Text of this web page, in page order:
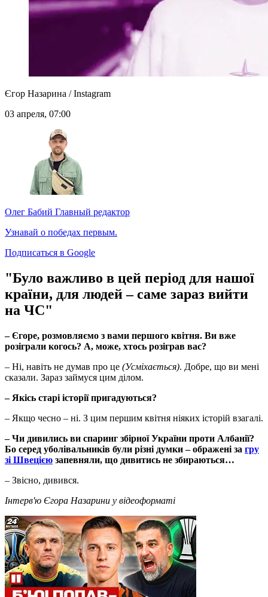
Єгор Назарина / Instagram
03 апреля, 07:00
Олег Бабий Главный редактор
Узнавай о победах первым.
Подписаться в Google
"Було важливо в цей період для нашої
країни, для людей – саме зараз вийти
на ЧС"
– Єгоре, розмовляємо з вами першого квітня. Ви вже
розіграли когось? А, може, хтось розіграв вас?
– Ні, навіть не думав про це (Усміхається). Добре, що ви мені
сказали. Зараз займуся цим ділом.
– Якісь старі історії пригадуються?
– Якщо чесно – ні. З цим першим квітня ніяких історій взагалі.
– Чи дивились ви спаринг збірної України проти Албанії?
Бо серед уболівальників були різні думки – ображені за гру
зі Швецією запевняли, що дивитись не збираються…
– Звісно, дивився.
Інтерв'ю Єгора Назарини у відеоформаті